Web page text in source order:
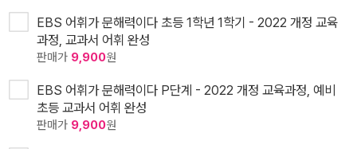
EBS 어휘가 문해력이다 초등 1학년 1학기 - 2022 개정 교육
과정, 교과서 어휘 완성
판매가 9,900원
EBS 어휘가 문해력이다 P단계 - 2022 개정 교육과정, 예비
초등 교과서 어휘 완성
판매가 9,900원